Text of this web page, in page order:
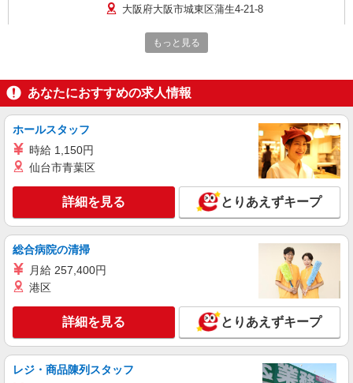
＋150円大阪府大阪市城東区蒲生4-21-8
アルバイト パート
すき家 関目店
すき家の店舗スタッフ（接客・調理・清掃な
大阪府大阪市城東区成育2-13-15 アイビーマ
キープ 詳細を見る
正社員
株式会社塩梅
調理責任者（介護施設での仕込み・調理・スタ
月給：265,000円〜 みなし残業代：44,150円
（30時間） ※みなし残業超過分別途支給 ※交通
り考慮します。 ※賞与年2回（金額は業績・成績
により変動） ※昇給年1回 ※試用期間3ヶ月（条
特別養護老人ホーム 城東さくら苑 (大阪府大
阪市城東区今福西6-15-1）
もっと見る
あなたにおすすめの求人情報
ホールスタッフ
時給 1,150円
仙台市青葉区
詳細を見る とりあえずキープ
総合病院の清掃
月給 257,400円
港区
詳細を見る とりあえずキープ
レジ・商品陳列スタッフ